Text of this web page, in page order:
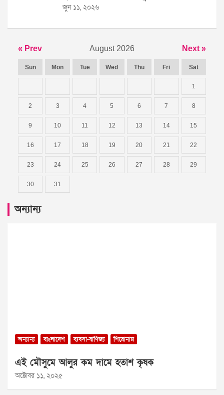
জুন ১১, ২০২৬
« Prev August 2026 Next »
Sun Mon Tue Wed Thu Fri Sat
1
2 3 4 5 6 7 8
9 10 11 12 13 14 15
16 17 18 19 20 21 22
23 24 25 26 27 28 29
30 31
অন্যান্য
অন্যান্য বাংলাদেশ ব্যবসা-বাণিজ্য শিরোনাম
এই মৌসুমে আলুর কম দামে হতাশ কৃষক
অক্টোবর ১১, ২০২৫